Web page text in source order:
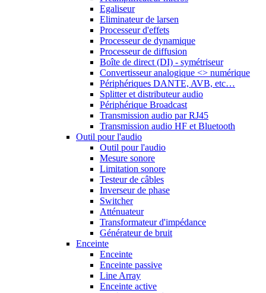
Egaliseur
Eliminateur de larsen
Processeur d'effets
Processeur de dynamique
Processeur de diffusion
Boîte de direct (DI) - symétriseur
Convertisseur analogique <> numérique
Périphériques DANTE, AVB, etc…
Splitter et distributeur audio
Périphérique Broadcast
Transmission audio par RJ45
Transmission audio HF et Bluetooth
Outil pour l'audio
Outil pour l'audio
Mesure sonore
Limitation sonore
Testeur de câbles
Inverseur de phase
Switcher
Atténuateur
Transformateur d'impédance
Générateur de bruit
Enceinte
Enceinte
Enceinte passive
Line Array
Enceinte active